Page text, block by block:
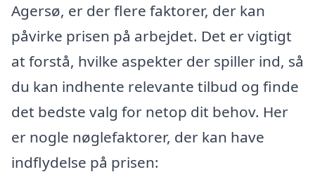
Agersø, er der flere faktorer, der kan
påvirke prisen på arbejdet. Det er vigtigt
at forstå, hvilke aspekter der spiller ind, så
du kan indhente relevante tilbud og finde
det bedste valg for netop dit behov. Her
er nogle nøglefaktorer, der kan have
indflydelse på prisen: